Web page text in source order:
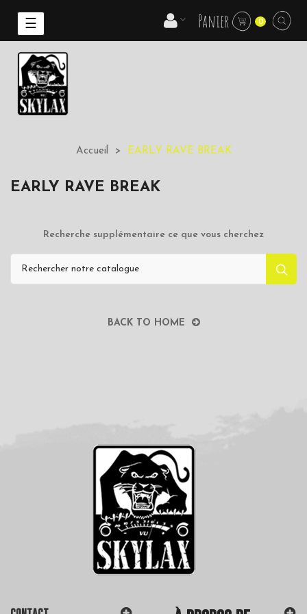
Basculer
la
navigation
☰ Panier 0
Accueil EARLY RAVE BREAK
EARLY RAVE BREAK
Recherche supplémentaire ce que vous cherchez
BACK TO HOME